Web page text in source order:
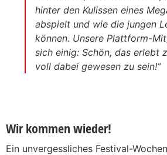
hinter den Kulissen eines
abspielt und wie die jungen
können. Unsere Plattform-
sich einig: Schön, das erlebt
voll dabei gewesen zu sein!“
Wir kommen wieder!
Ein unvergessliches Festival-